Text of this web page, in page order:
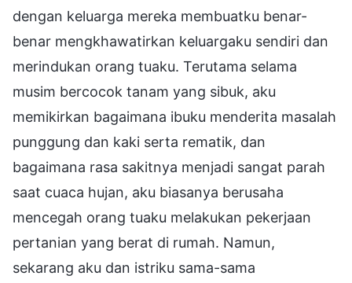
dengan keluarga mereka membuatku benar-
benar mengkhawatirkan keluargaku sendiri dan
merindukan orang tuaku. Terutama selama
musim bercocok tanam yang sibuk, aku
memikirkan bagaimana ibuku menderita masalah
punggung dan kaki serta rematik, dan
bagaimana rasa sakitnya menjadi sangat parah
saat cuaca hujan, aku biasanya berusaha
mencegah orang tuaku melakukan pekerjaan
pertanian yang berat di rumah. Namun,
sekarang aku dan istriku sama-sama